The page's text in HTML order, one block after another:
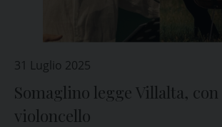
31 Luglio 2025
Somaglino legge Villalta, con
violoncello